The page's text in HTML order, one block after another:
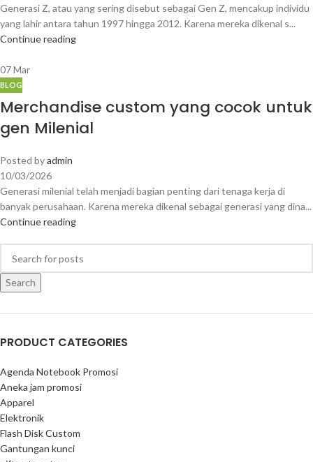
Generasi Z, atau yang sering disebut sebagai Gen Z, mencakup individu
yang lahir antara tahun 1997 hingga 2012. Karena mereka dikenal s...
Continue reading
07Mar
BLOG
Merchandise custom yang cocok untuk
gen Milenial
Posted byadmin
10/03/2026
Generasi milenial telah menjadi bagian penting dari tenaga kerja di
banyak perusahaan. Karena mereka dikenal sebagai generasi yang dina...
Continue reading
Search
PRODUCT CATEGORIES
Agenda Notebook Promosi
Aneka jam promosi
Apparel
Elektronik
Flash Disk Custom
Gantungan kunci